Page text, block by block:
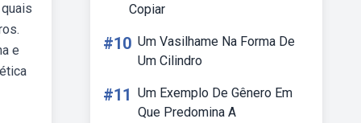
e
Copiar
#10 Um Vasilhame Na Forma De
Um Cilindro
#11 Um Exemplo De Gênero Em
Que Predomina A